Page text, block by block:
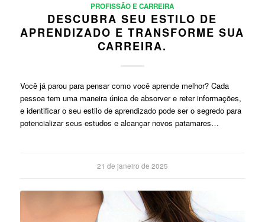
PROFISSÃO E CARREIRA
DESCUBRA SEU ESTILO DE
APRENDIZADO E TRANSFORME SUA
CARREIRA.
Você já parou para pensar como você aprende melhor? Cada
pessoa tem uma maneira única de absorver e reter informações,
e identificar o seu estilo de aprendizado pode ser o segredo para
potencializar seus estudos e alcançar novos patamares…
21 de janeiro de 2025